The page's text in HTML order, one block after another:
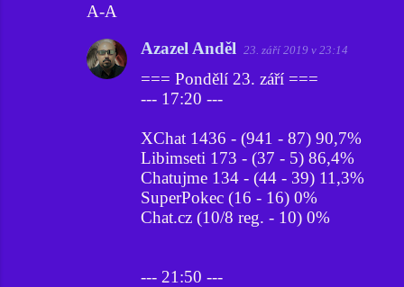
A-A
Azazel Anděl 23. září 2019 v 23:14
=== Pondělí 23. září ===
--- 17:20 ---
XChat 1436 - (941 - 87) 90,7%
Libimseti 173 - (37 - 5) 86,4%
Chatujme 134 - (44 - 39) 11,3%
SuperPokec (16 - 16) 0%
Chat.cz (10/8 reg. - 10) 0%
--- 21:50 ---